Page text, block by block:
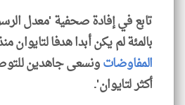
بالمئة لم يكن أبدا هدفا لتايوان
المفاوضاتونسعى جاهدين
أكثر لتايوان'.